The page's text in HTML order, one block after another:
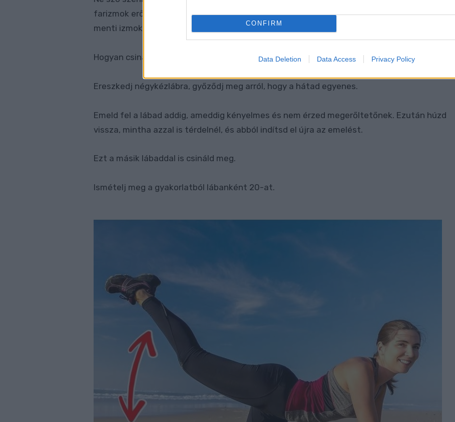
CONFIRM
Data Deletion Data Access Privacy Policy
farizmok erősítésében. Ezen kívül pozitívan hat a gerincre is, mert megerősíti a gerinc
menti izmokat.
Hogyan csináld:
Ereszkedj négykézlábra, győződj meg arról, hogy a hátad egyenes.
Emeld fel a lábad addig, ameddig kényelmes és nem érzed megerőltetőnek. Ezután húzd
vissza, mintha azzal is térdelnél, és abból indítsd el újra az emelést.
Ezt a másik lábaddal is csináld meg.
Ismételj meg a gyakorlatból lábanként 20-at.